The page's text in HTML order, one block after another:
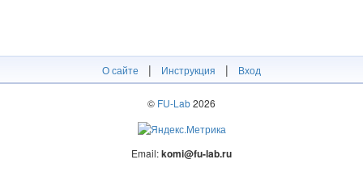
О сайте | Инструкция | Вход
© FU-Lab2026
Email:komi@fu-lab.ru